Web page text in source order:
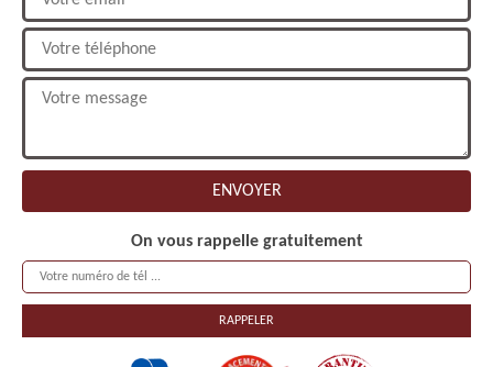
On vous rappelle gratuitement